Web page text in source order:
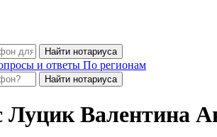
и ответы По регионам
Луцик Валентина